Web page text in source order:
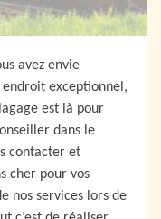
avez envie
exceptionnel,
est là pour
dans le
contacter et
cher pour vos
nos services lors de